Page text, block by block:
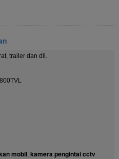
trailer dan dll.
mobil, kamera pengintai cctv